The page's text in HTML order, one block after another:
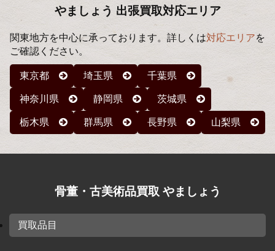
やましょう 出張買取対応エリア
関東地方を中心に承っております。詳しくは対応エリアを
ご確認ください。
東京都 埼玉県 千葉県
神奈川県 静岡県 茨城県
栃木県 群馬県 長野県 山梨県
骨董・古美術品買取 やましょう
買取品目